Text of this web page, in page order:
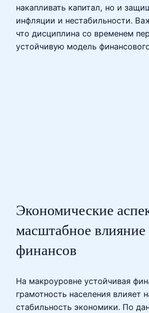
накапливать капитал, но и
инфляции и нестабильности.
что дисциплина со временем
устойчивую модель
Экономические
масштабное
финансов
На макроуровне устойчивая
грамотность населения влияет
стабильность экономики. По